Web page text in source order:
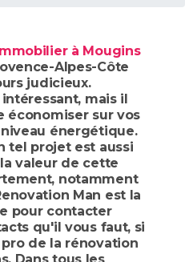
à Mougins
Alpes-Côte
judicieux.
mais il
économiser sur vos
énergétique.
tel projet est aussi
valeur de cette
notamment
Man est la
pour contacter
qu'il vous faut, si
de la rénovation
Dans tous les